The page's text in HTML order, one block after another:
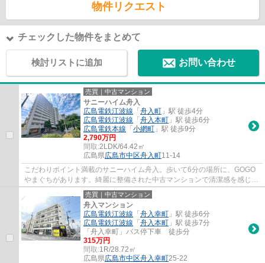
物件リクエスト
チェックした物件をまとめて
検討リストに追加 お問い合わせ
売買｜中古マンション
サニーハイム舟入
広島電鉄江波線 「 舟入町 」駅 徒歩4分
広島電鉄江波線 「 舟入本町 」駅 徒歩6分
広島電鉄本線 「 小網町 」駅 徒歩9分
2,790万円
間取:2LDK/64.42㎡
広島県広島市中区舟入町11-14
こだわりポイント満載のサニーハイム舟入。歩いて6分の場所に、GOGO
やまぐちがあります。綺麗に整備された中古マンションで清潔感を感じま
す。人生で一度あるかないかの不動産購入で、...
売買｜中古マンション
舟入マンション
広島電鉄江波線 「 舟入幸町 」駅 徒歩6分
広島電鉄江波線 「 舟入本町 」駅 徒歩7分
「舟入幸町」バス停下車 徒歩分
315万円
間取:1R/28.72㎡
広島県広島市中区舟入幸町25-22